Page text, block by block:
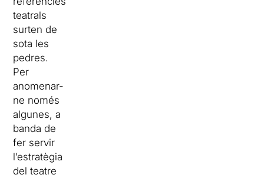
teatrals
surten de
sota les
pedres.
Per
anomenar-
ne només
algunes, a
banda de
fer servir
l’estratègia
del teatre